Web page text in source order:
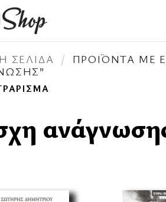
ΣΕΛΊΔΑ /
ΠΡΟΪΌΝΤΑ ΜΕ